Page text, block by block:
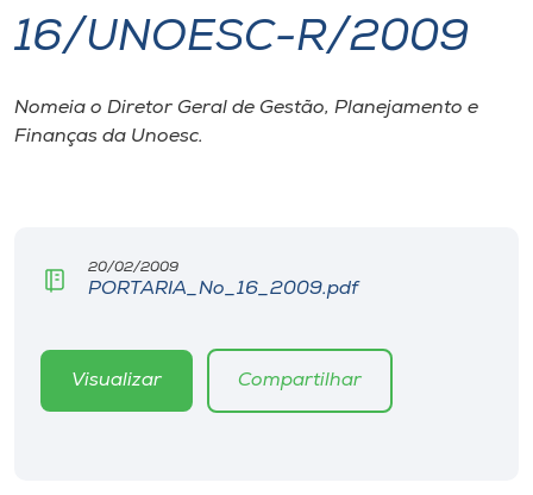
I.nova
Diplomados
CPA
Editora
16/UNOESC-R/2009
Nomeia o Diretor Geral de Gestão, Planejamento e
Finanças da Unoesc.
20/02/2009
PORTARIA_No_16_2009.pdf
Visualizar Compartilhar